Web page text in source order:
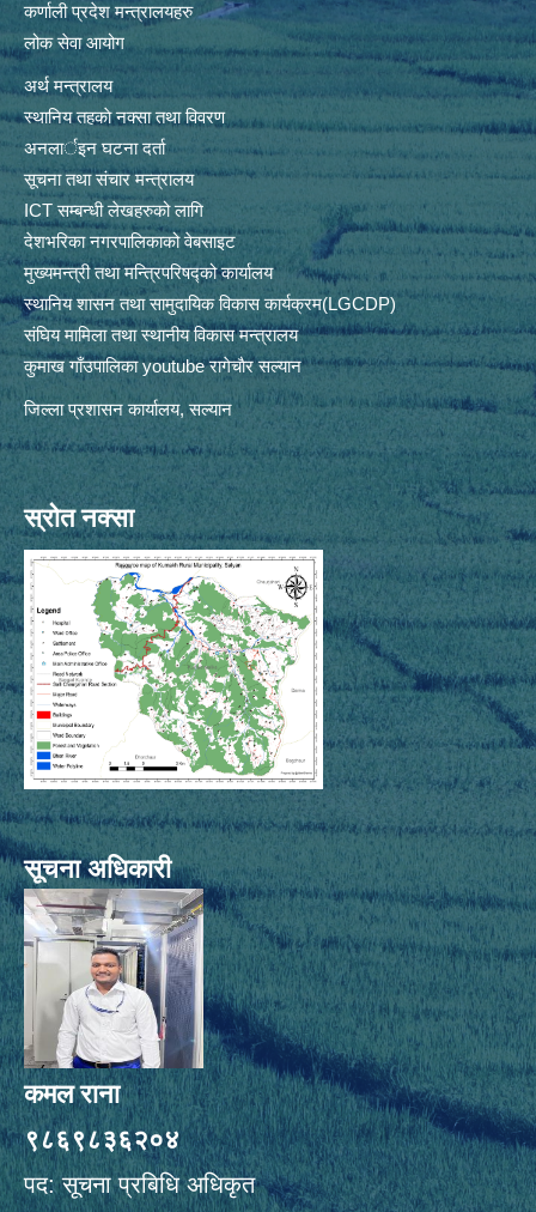
कर्णाली प्रदेश मन्त्रालयहरु
लोक सेवा आयोग
अर्थ मन्त्रालय
स्थानिय तहकाे नक्सा तथा विवरण
अनलार्इन घटना दर्ता
सूचना तथा संचार मन्त्रालय
ICT सम्बन्धी लेखहरुको लागि
देशभरिका नगरपालिकाको वेबसाइट
मुख्यमन्त्री तथा मन्त्रिपरिषद्को कार्यालय
स्थानिय शासन तथा सामुदायिक विकास कार्यक्रम(LGCDP)
संघिय मामिला तथा स्थानीय विकास मन्त्रालय
कुमाख गाँउपालिका youtube रागेचाैर सल्यान
जिल्ला प्रशासन कार्यालय, सल्यान
स्रोत नक्सा
सूचना अधिकारी
कमल राना
९८६९८३६२०४
पद: सूचना प्रबिधि अधिकृत